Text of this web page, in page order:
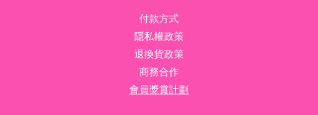
付款方式
隱私權政策
退換貨政策
商務合作
會員獎賞計劃